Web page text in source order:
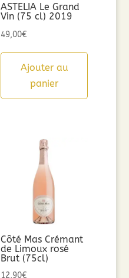
ASTELIA Le Grand
Vin (75 cl) 2019
49,00€
Ajouter au
panier
Côté Mas Crémant
de Limoux rosé
Brut (75cl)
12,90€